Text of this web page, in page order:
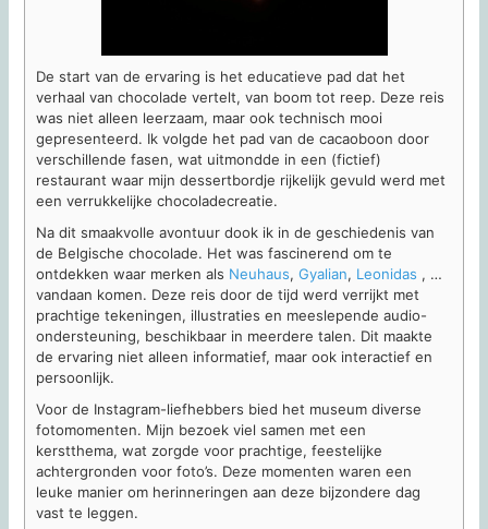
De start van de ervaring is het educatieve pad dat het
verhaal van chocolade vertelt, van boom tot reep. Deze reis
was niet alleen leerzaam, maar ook technisch mooi
gepresenteerd. Ik volgde het pad van de cacaoboon door
verschillende fasen, wat uitmondde in een (fictief)
restaurant waar mijn dessertbordje rijkelijk gevuld werd met
een verrukkelijke chocoladecreatie.
Na dit smaakvolle avontuur dook ik in de geschiedenis van
de Belgische chocolade. Het was fascinerend om te
ontdekken waar merken als Neuhaus,Gyalian, Leonidas , …
vandaan komen. Deze reis door de tijd werd verrijkt met
prachtige tekeningen, illustraties en meeslepende audio-
ondersteuning, beschikbaar in meerdere talen. Dit maakte
de ervaring niet alleen informatief, maar ook interactief en
persoonlijk.
Voor de Instagram-liefhebbers bied het museum diverse
fotomomenten. Mijn bezoek viel samen met een
kerstthema, wat zorgde voor prachtige, feestelijke
achtergronden voor foto’s. Deze momenten waren een
leuke manier om herinneringen aan deze bijzondere dag
vast te leggen.